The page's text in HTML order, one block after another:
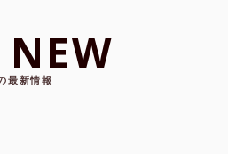
最新情報